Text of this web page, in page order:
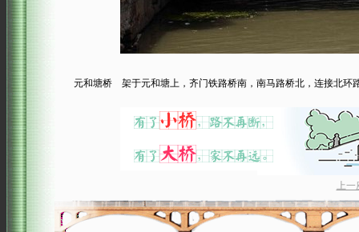
元和塘桥 架于元和塘上，齐门铁路桥南，南马路桥北，连接北环路
上一